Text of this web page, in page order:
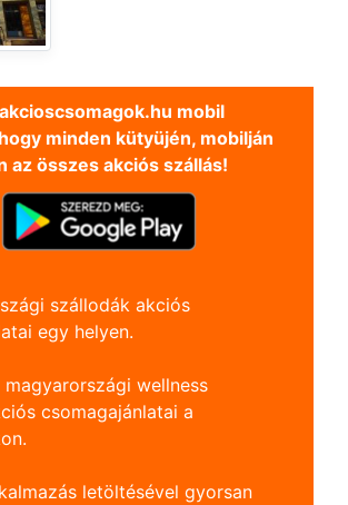
mobil
minden kütyüjén, mobilján
az összes akciós szállás!
szállodák akciós
egy helyen.
wellness
csomagajánlatai a
letöltésével gyorsan